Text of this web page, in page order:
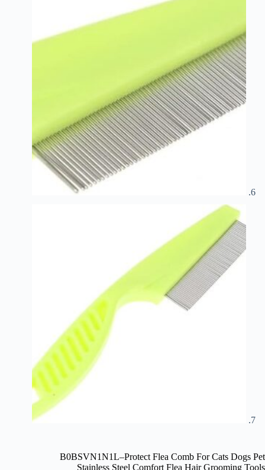
B0BSVN1N1L–Protect Flea Comb For Cats Dogs Pet
Stainless Steel Comfort Flea Hair Grooming Tools